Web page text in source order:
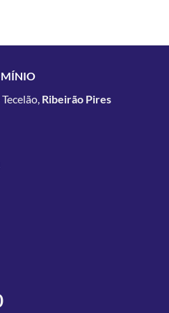
Ribeirão Pires